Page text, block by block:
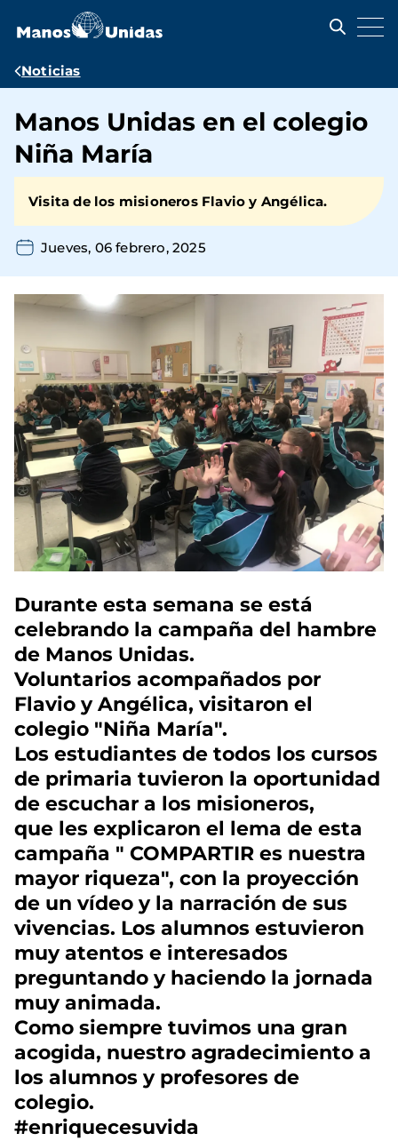
contenido
Ruta
navegación
Noticias
Manos Unidas en el colegio
Niña María
Visita de los misioneros Flavio y Angélica.
Jueves, 06 febrero, 2025
Durante esta semana se está
celebrando la campaña del hambre
de Manos Unidas.
Voluntarios acompañados por
Flavio y Angélica, visitaron el
colegio "Niña María".
Los estudiantes de todos los cursos
de primaria tuvieron la oportunidad
de escuchar a los misioneros,
que les explicaron el lema de esta
campaña " COMPARTIR es nuestra
mayor riqueza", con la proyección
de un vídeo y la narración de sus
vivencias. Los alumnos estuvieron
muy atentos e interesados
preguntando y haciendo la jornada
muy animada.
Como siempre tuvimos una gran
acogida, nuestro agradecimiento a
los alumnos y profesores de
colegio.
#enriquecesuvida